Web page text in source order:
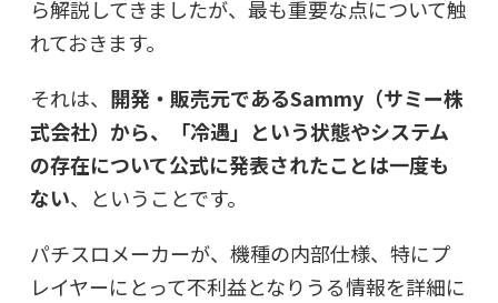
ら解説してきましたが、最も重要な点について触
れておきます。
それは、 開発・販売元であるSammy（サミー株
式会社）から、「冷遇」という状態やシステム
の存在について公式に発表されたことは一度も
ない、ということです。
パチスロメーカーが、機種の内部仕様、特にプ
レイヤーにとって不利益となりうる情報を詳細に